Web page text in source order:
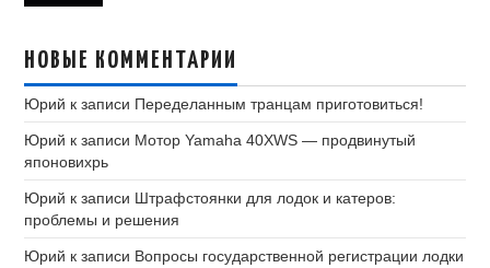
НОВЫЕ КОММЕНТАРИИ
Юрий к записи Переделанным транцам приготовиться!
Юрий к записи Мотор Yamaha 40XWS — продвинутый
японовихрь
Юрий к записи Штрафстоянки для лодок и катеров:
проблемы и решения
Юрий к записи Вопросы государственной регистрации лодки